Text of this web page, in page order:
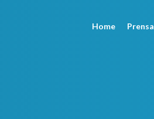
Home Prensa